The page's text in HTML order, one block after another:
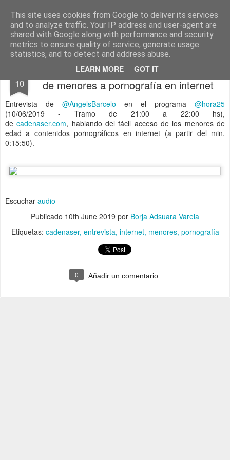
This site uses cookies from Google to deliver its services
and to analyze traffic. Your IP address and user-agent are
shared with Google along with performance and security
metrics to ensure quality of service, generate usage
statistics, and to detect and address abuse.
LEARN MORE GOT IT
menos tecnología y más pedagogía conceptos y reflexiones sobre la sociedad de la información
Pages
10
Entrevista en Hora 25 de La Ser - acceso
de menores a pornografía en internet
Entrevista de @AngelsBarcelo en el programa @hora25
(10/06/2019 - Tramo de 21:00 a 22:00 hs),
decadenaser.com, hablando del fácil acceso de los menores de
edad a contenidos pornográficos en internet (a partir del min.
0:15:50).
Escuchar audio
Publicado 10th June 2019 por Borja Adsuara Varela
Etiquetas: cadenaser entrevista internet menores pornografía
0 Añadir un comentario